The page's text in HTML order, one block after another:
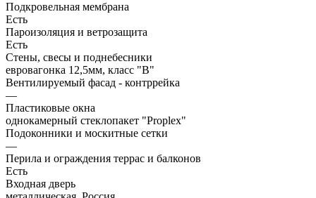
Подкровельная мембрана
Есть
Пароизоляция и ветрозащита
Есть
Стены, свесы и поднебесники
евровагонка 12,5мм, класс "В"
Вентилируемый фасад - контррейка
—
Пластиковые окна
однокамерный стеклопакет "Proplex"
Подоконники и москитные сетки
—
Перила и ограждения террас и балконов
Есть
Входная дверь